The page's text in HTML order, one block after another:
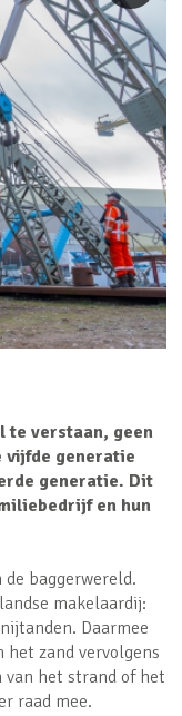
te verstaan, geen
vijfde generatie
generatie. Dit
en hun
baggerwereld.
makelaardij:
Daarmee
het zand vervolgens
het strand of het
raad mee.